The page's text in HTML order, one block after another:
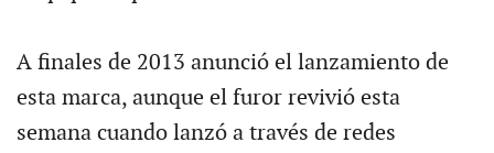
A finales de 2013 anunció el lanzamiento de
esta marca, aunque el furor revivió esta
semana cuando lanzó a través de redes